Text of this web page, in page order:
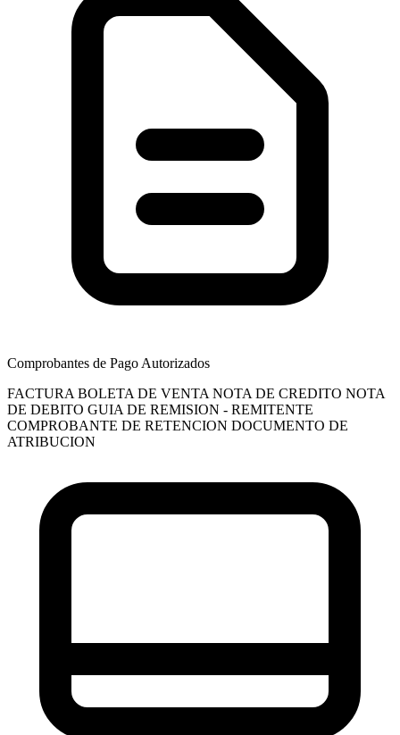
Comprobantes de Pago Autorizados
FACTURA BOLETA DE VENTA NOTA DE CREDITO NOTA
DE DEBITO GUIA DE REMISION - REMITENTE
COMPROBANTE DE RETENCION DOCUMENTO DE
ATRIBUCION